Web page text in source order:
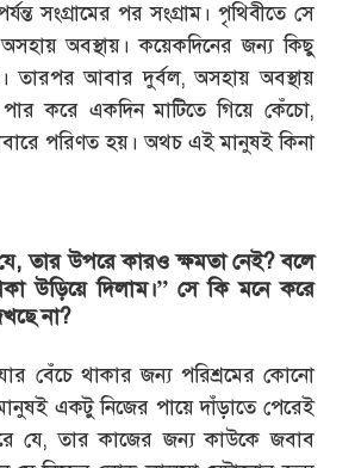
সংগ্রামের পর সংগ্রাম। পৃথিবীতে সে
অবস্থায়। কয়েকদিনের জন্য কিছু
তারপর আবার দুর্বল, অসহায় অবস্থায়
করে একদিন মাটিতে গিয়ে কেঁচো,
পরিণত হয়। অথচ এই মানুষই কিনা
তার উপরে কারও ক্ষমতা নেই? বলে
উড়িয়ে দিলাম।” সে কি মনে করে
না?
বেঁচে থাকার জন্য পরিশ্রমের কোনো
একটু নিজের পায়ে দাঁড়াতে পেরেই
যে, তার কাজের জন্য কাউকে জবাব